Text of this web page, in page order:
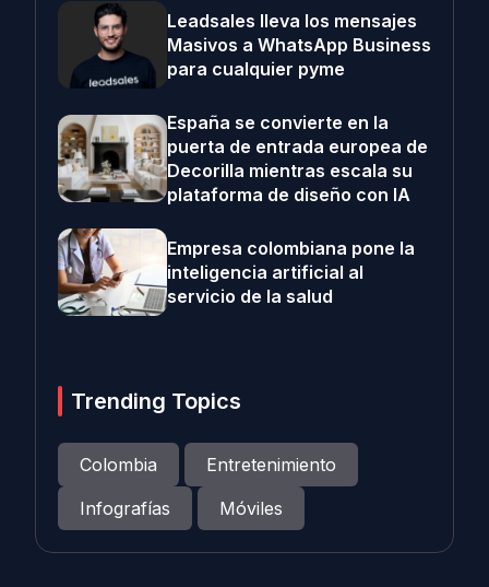
Leadsales lleva los mensajes
Masivos a WhatsApp Business
para cualquier pyme
España se convierte en la
puerta de entrada europea de
Decorilla mientras escala su
plataforma de diseño con IA
Empresa colombiana pone la
inteligencia artificial al
servicio de la salud
Trending Topics
Colombia
Entretenimiento
Infografías
Móviles